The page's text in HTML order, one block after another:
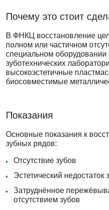
Почему это стоит
В ФНКЦ восстановление
полном или частичном
специальном оборудовании
зуботехнических
высокоэстетичные
биосовместимые
Показания
Основные показания к
зубных рядов:
Отсутствие зубов
Эстетический недостаток
Затруднённое
отсутствием зубов